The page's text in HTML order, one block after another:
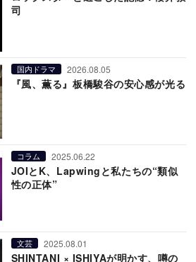
司
国内ドラマ 2026.08.05
『風、薫る』板橋駿谷の安心感が光る
コラム 2025.06.22
JOIとK、Lapwingと私たちの“類似
性の正体”
文芸 2025.08.01
SHINTANI × ISHIYAが明かす、噂の